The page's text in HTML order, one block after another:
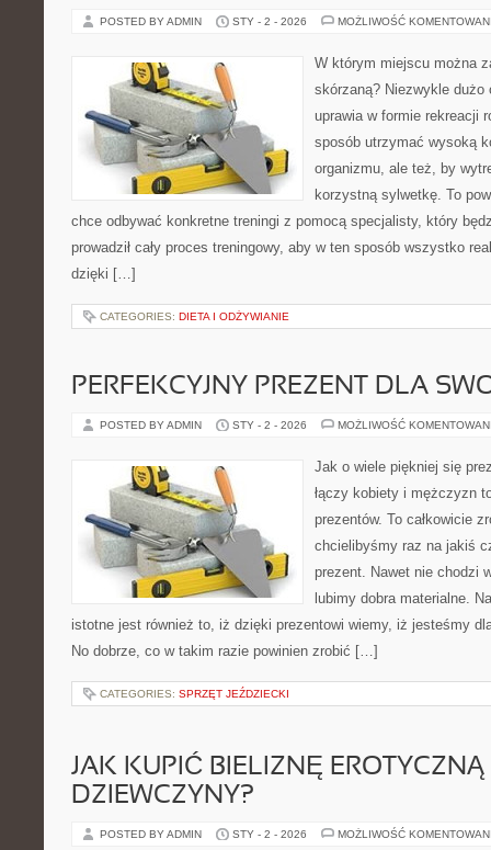
POSTED BY ADMIN STY - 2 - 2026 MOŻLIWOŚĆ
W którym miejscu można
skórzaną? Niezwykle
uprawia w formie rekreacji
sposób utrzymać wysoką
organizmu, ale też, by
korzystną sylwetkę. To
chce odbywać konkretne treningi z pomocą specjalisty, który
prowadził cały proces treningowy, aby w ten sposób wszystko
dzięki […]
CATEGORIES: DIETA I ODŻYWIANIE
PERFEKCYJNY PREZENT DLA
POSTED BY ADMIN STY - 2 - 2026 MOŻLIWOŚĆ
Jak o wiele piękniej się
łączy kobiety i mężczyzn
prezentów. To całkowicie
chcielibyśmy raz na jakiś
prezent. Nawet nie chodzi
lubimy dobra materialne.
istotne jest również to, iż dzięki prezentowi wiemy, iż jesteśmy
No dobrze, co w takim razie powinien zrobić […]
CATEGORIES: SPRZĘT JEŹDZIECKI
JAK KUPIĆ BIELIZNĘ
DZIEWCZYNY?
POSTED BY ADMIN STY - 2 - 2026 MOŻLIWOŚĆ